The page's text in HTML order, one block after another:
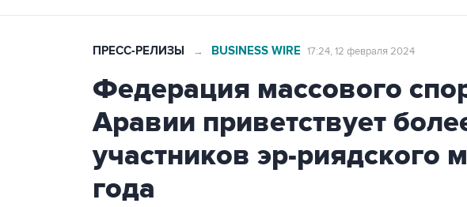
ПРЕСС-РЕЛИЗЫ → BUSINESS WIRE 17:24, 12 февраля 2024
Федерация массового
Аравии приветствует
участников эр-риядского
года